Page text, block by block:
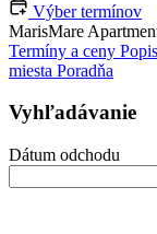
Výber termínov
MarisMare
Termíny a ceny
miesta Poradňa
Vyhľadávanie
Dátum odchodu